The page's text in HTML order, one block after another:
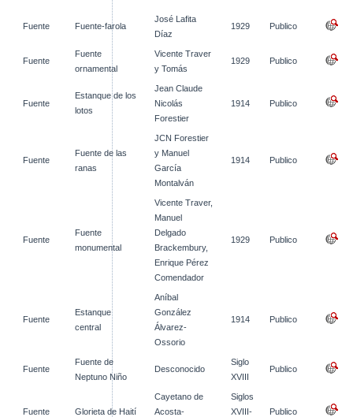
Fuente Fuente-farola
José Lafita
Díaz
1929 Publico
Fuente
Fuente
ornamental
Vicente Traver
y Tomás
1929 Publico
Fuente
Estanque de los
lotos
Jean Claude
Nicolás
Forestier
1914 Publico
Fuente
Fuente de las
ranas
JCN Forestier
y Manuel
García
Montalván
1914 Publico
Fuente
Fuente
monumental
Vicente Traver,
Manuel
Delgado
Brackembury,
Enrique Pérez
Comendador
1929 Publico
Fuente
Estanque
central
Aníbal
González
Álvarez-
Ossorio
1914 Publico
Fuente
Fuente de
Neptuno Niño
Desconocido
Siglo
XVIII
Publico
Fuente Glorieta de Haití
Cayetano de
Acosta-
Siglos
XVIII-
Publico